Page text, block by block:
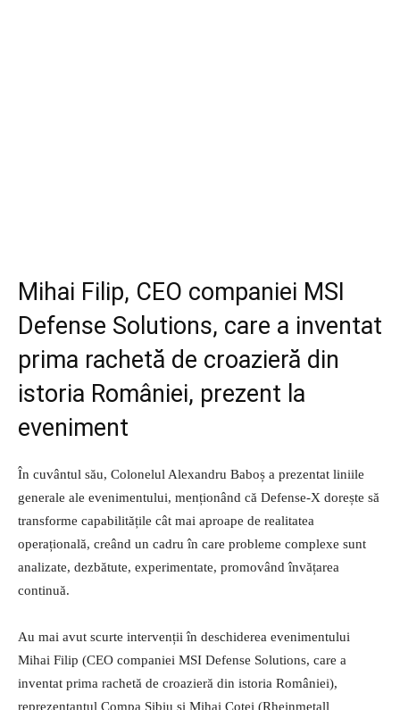
Mihai Filip, CEO companiei MSI
Defense Solutions, care a inventat
prima rachetă de croazieră din
istoria României, prezent la
eveniment
În cuvântul său, Colonelul Alexandru Baboș a prezentat liniile
generale ale evenimentului, menționând că Defense-X dorește să
transforme capabilitățile cât mai aproape de realitatea
operațională, creând un cadru în care probleme complexe sunt
analizate, dezbătute, experimentate, promovând învățarea
continuă.
Au mai avut scurte intervenții în deschiderea evenimentului
Mihai Filip (CEO companiei MSI Defense Solutions, care a
inventat prima rachetă de croazieră din istoria României),
reprezentantul Compa Sibiu și Mihai Cotei (Rheinmetall